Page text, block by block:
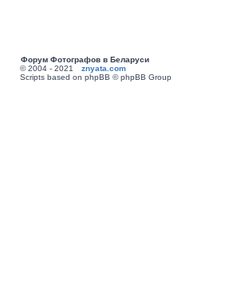
Форум Фотографов в Беларуси
© 2004 - 2021 znyata.com
Scripts based on phpBB © phpBB Group